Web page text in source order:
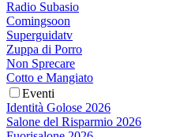
Radio Subasio
Comingsoon
Superguidatv
Zuppa di Porro
Non Sprecare
Cotto e Mangiato
Eventi
Identità Golose 2026
Salone del Risparmio 2026